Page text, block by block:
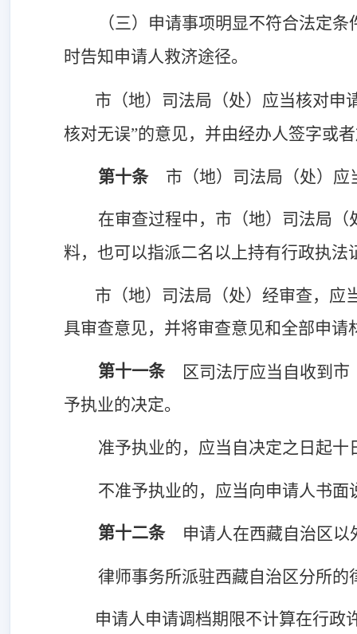
（三）申请事项明显不符合法定
时告知申请人救济途径。
市（地）司法局（处）应当核对申
核对无误”的意见，并由经办人签字或
第十条 市（地）司法局（处） 应
在审查过程中， 市（地）司法局（
料，也可以指派二名以上持有行政执
市（地）司法局（处） 经审查，应
具审查意见，并将审查意见和全部申请
第十一条 区司法厅应当自收到 市
予执业的决定。
准予执业的，应当自决定之日起
不准予执业的，应当向申请人书
第十二条 申请人在西藏自治区
律师事务所派驻西藏自治区分所
申请人申请调档期限不计算在行政